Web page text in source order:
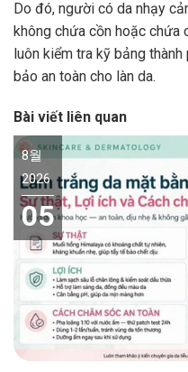
Do đó, người có da nhạy
không chứa cồn hoặc chứa
luôn kiểm tra kỹ bảng
bảo an toàn cho làn da.
Bài viết liên quan
8월
2026
05